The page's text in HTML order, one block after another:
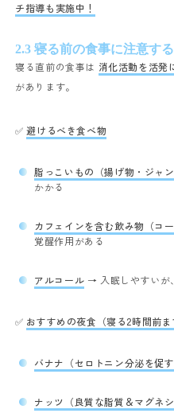
チ指導も実施中！
2.3 寝る前の食事に注意する
寝る直前の食事は 消化活動を活発
があります。
✅避けるべき食べ物
脂っこいもの（揚げ物・ジャン
かかる
カフェインを含む飲み物（コ
覚醒作用がある
アルコール → 入眠しやすいが
✅ おすすめの夜食（寝る2時間前ま
バナナ（セロトニン分泌を促す
ナッツ（良質な脂質＆マグネシ